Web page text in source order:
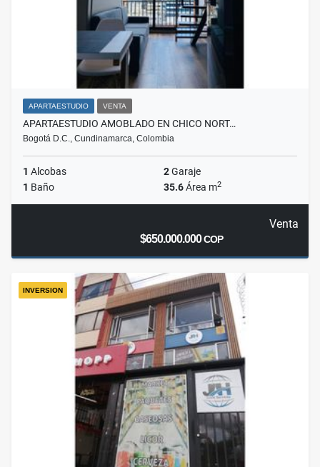
APARTAESTUDIO VENTA
APARTAESTUDIO AMOBLADO EN CHICO NORT…
Bogotá D.C., Cundinamarca, Colombia
1 Alcobas 2Garaje
1 Baño 35.6Área m2
Venta
$650.000.000COP
INVERSION